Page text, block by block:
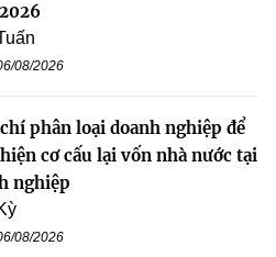
08/2026
phân loại doanh nghiệp để
cơ cấu lại vốn nhà nước tại
nghiệp
08/2026